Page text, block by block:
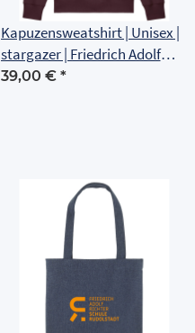
Kapuzensweatshirt | Unisex |
stargazer | Friedrich Adolf
Richter Schule Rudolstadt
39,00 € *